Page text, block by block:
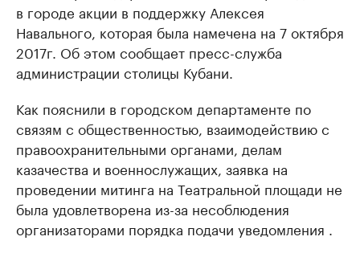
в городе акции в поддержку Алексея
Навального, которая была намечена на 7 октября
2017г. Об этом сообщает пресс-служба
администрации столицы Кубани.
Как пояснили в городском департаменте по
связям с общественностью, взаимодействию с
правоохранительными органами, делам
казачества и военнослужащих, заявка на
проведении митинга на Театральной площади не
была удовлетворена из-за несоблюдения
организаторами порядка подачи уведомления .